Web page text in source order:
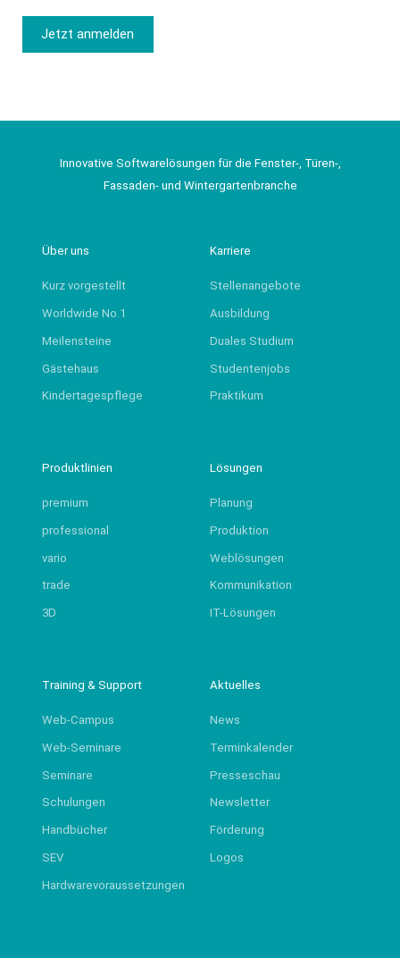
Jetzt anmelden
Innovative Softwarelösungen für die Fenster-, Türen-,
Fassaden- und Wintergartenbranche
Über uns
Kurz vorgestellt
Worldwide No.1
Meilensteine
Gästehaus
Kindertagespflege
Karriere
Stellenangebote
Ausbildung
Duales Studium
Studentenjobs
Praktikum
Produktlinien
premium
professional
vario
trade
3D
Lösungen
Planung
Produktion
Weblösungen
Kommunikation
IT-Lösungen
Training & Support
Web-Campus
Web-Seminare
Seminare
Schulungen
Handbücher
SEV
Hardwarevoraussetzungen
Aktuelles
News
Terminkalender
Presseschau
Newsletter
Förderung
Logos